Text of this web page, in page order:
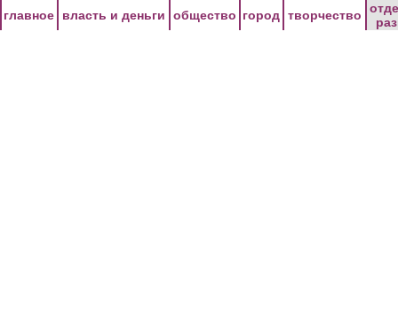
главное власть и деньги общество город творчество